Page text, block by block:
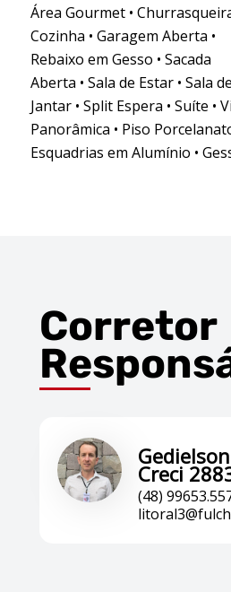
Área Gourmet •
Cozinha • Garagem Aberta •
Rebaixo em Gesso • Sacada
Aberta • Sala de Estar • Sala de
Jantar • Split Espera • Suíte •
Panorâmica • Piso
Esquadrias em Alumínio •
Corretor
Creci
(48)